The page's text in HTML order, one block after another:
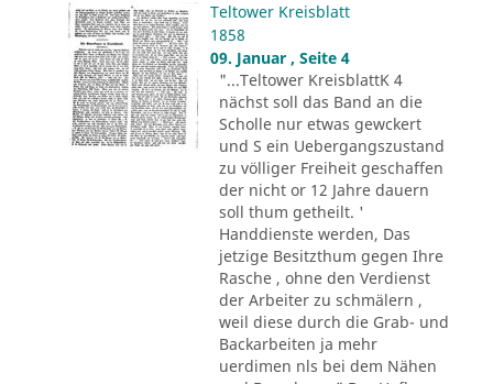
Teltower Kreisblatt
1858
09. Januar , Seite 4
"...Teltower KreisblattK 4
nächst soll das Band an die
Scholle nur etwas gewckert
und S ein Uebergangszustand
zu völliger Freiheit geschaffen
der nicht or 12 Jahre dauern
soll thum getheilt. '
Handdienste werden, Das
jetzige Besitzthum gegen Ihre
Rasche , ohne den Verdienst
der Arbeiter zu schmälern ,
weil diese durch die Grab- und
Backarbeiten ja mehr
uerdimen nls bei dem Nähen